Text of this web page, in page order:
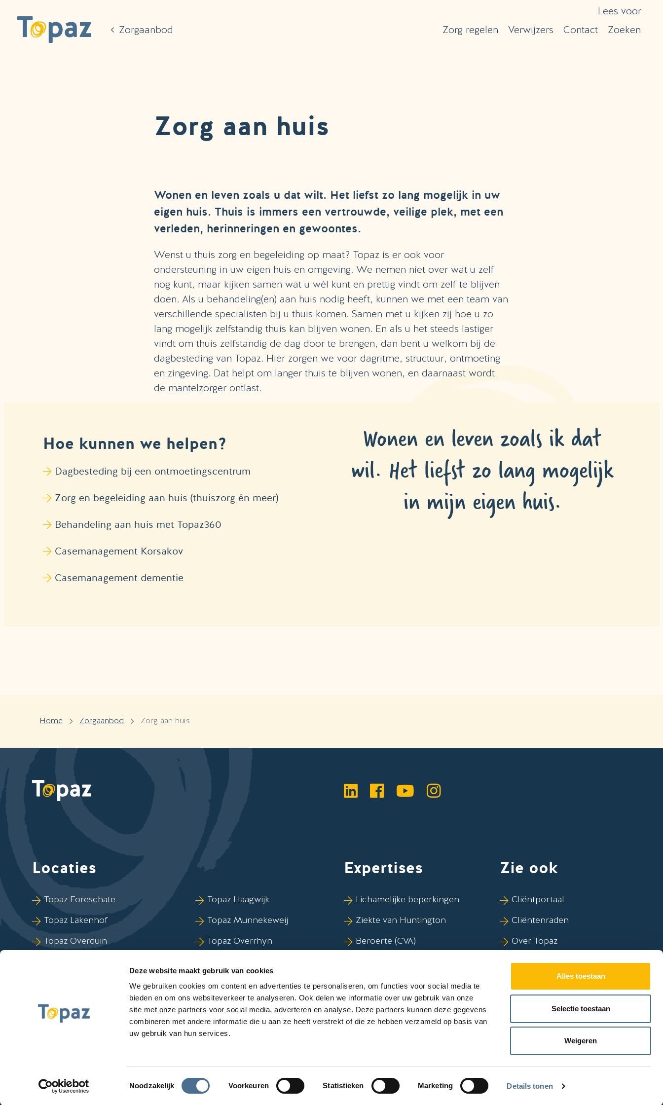
Deze website maakt gebruik van cookies
We gebruiken cookies om content en advertenties te personaliseren, om functies voor social media te
bieden en om ons websiteverkeer te analyseren. Ook delen we informatie over uw gebruik van onze
site met onze partners voor social media, adverteren en analyse. Deze partners kunnen deze gegevens
combineren met andere informatie die u aan ze heeft verstrekt of die ze hebben verzameld op basis van
uw gebruik van hun services.
Toestemmingsselectie
Noodzakelijk Voorkeuren Statistieken Marketing Details tonen
Alles toestaan
Selectie toestaan
Weigeren
Zorgaanbod
Lees voor
Zorg regelen
Verwijzers Contact Zoeken
Zorg aan huis
Wonen en leven zoals u dat wilt. Het liefst zo lang mogelijk in uw
eigen huis. Thuis is immers een vertrouwde, veilige plek, met een
verleden, herinneringen en gewoontes.
Wenst u thuis zorg en begeleiding op maat? Topaz is er ook voor
ondersteuning in uw eigen huis en omgeving. We nemen niet over wat u zelf
nog kunt, maar kijken samen wat u wél kunt en prettig vindt om zelf te blijven
doen. Als u behandeling(en) aan huis nodig heeft, kunnen we met een team van
verschillende specialisten bij u thuis komen. Samen met u kijken zij hoe u zo
lang mogelijk zelfstandig thuis kan blijven wonen. En als u het steeds lastiger
vindt om thuis zelfstandig de dag door te brengen, dan bent u welkom bij de
dagbesteding van Topaz. Hier zorgen we voor dagritme, structuur, ontmoeting
en zingeving. Dat helpt om langer thuis te blijven wonen, en daarnaast wordt
de mantelzorger ontlast.
Hoe kunnen we helpen?
Dagbesteding bij een ontmoetingscentrum
Zorg en begeleiding aan huis (thuiszorg én meer)
Behandeling aan huis met Topaz360
Casemanagement Korsakov
Casemanagement dementie
Wonen en leven zoals ik dat
wil. Het liefst zo lang mogelijk
in mijn eigen huis.
Home Zorgaanbod Zorg aan huis
LinkedIn
Facebook
YouTubeInstagram
Locaties
Sla Locaties-links over
Topaz Foreschate
Topaz Haagwijk
Topaz Lakenhof
Topaz Munnekeweij
Topaz Overduin
Topaz Overrhyn
Expertises
Lichamelijke beperkingen
Ziekte van Huntington
Beroerte (CVA)
Dementie
Zie ook
Cliëntportaal
Cliëntenraden
Over Topaz
Duurzaamheid